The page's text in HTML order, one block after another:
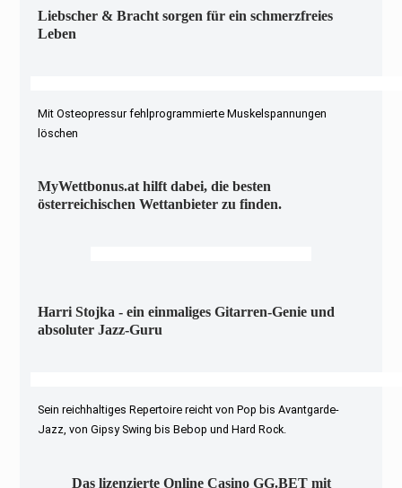
Liebscher & Bracht sorgen für ein schmerzfreies
Leben
Mit Osteopressur fehlprogrammierte Muskelspannungen
löschen
MyWettbonus.at hilft dabei, die besten
österreichischen Wettanbieter zu finden.
Harri Stojka - ein einmaliges Gitarren-Genie und
absoluter Jazz-Guru
Sein reichhaltiges Repertoire reicht von Pop bis Avantgarde-
Jazz, von Gipsy Swing bis Bebop und Hard Rock.
Das lizenzierte Online Casino GG.BET mit